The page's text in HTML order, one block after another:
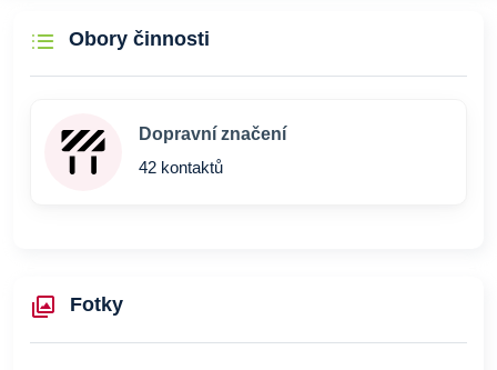
Obory činnosti
Dopravní značení
42 kontaktů
Fotky